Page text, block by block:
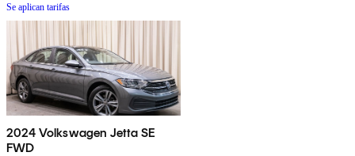
Se aplican tarifas
2024 Volkswagen Jetta SE
FWD